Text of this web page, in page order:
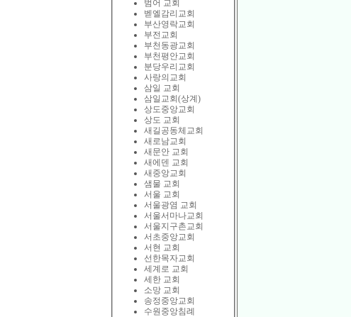
범어 교회
벧엘감리교회
부산영락교회
부전교회
부천동광교회
부천평안교회
분당우리교회
사랑의교회
삼일 교회
삼일교회(상계)
상도중앙교회
상도 교회
새길공동체교회
새로남교회
새문안 교회
새에덴 교회
새중앙교회
샘물 교회
서울 교회
서울광염 교회
서울서마나교회
서울지구촌교회
서초중앙교회
서현 교회
선한목자교회
세계로 교회
세한 교회
소망 교회
송정중앙교회
수원중앙침례